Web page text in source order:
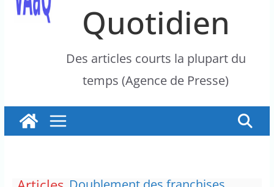
Quotidien
Des articles courts la plupart du
temps (Agence de Presse)